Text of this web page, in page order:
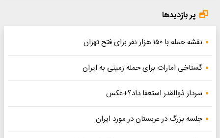
پر بازدیدها
نقشه حمله با ۱۵۰ هزار نفر برای فتح تهران
گستاخی امارات برای حمله زمینی به ایران
سردار ذوالقدر استعفا داد؟+عکس
جلسه بزرگ در عربستان در مورد ایران